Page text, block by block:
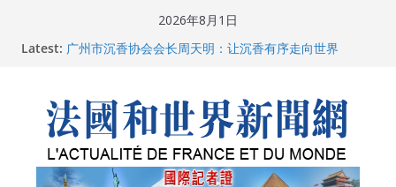
2026年8月1日
Latest: 父亲的日记
广州市沉香协会会长周天明：让沉香有序走向世界
从一杯沉香叶茶到一缕海南天香：加拿大茶艺师邓岚月
海南沉香文化考察纪行